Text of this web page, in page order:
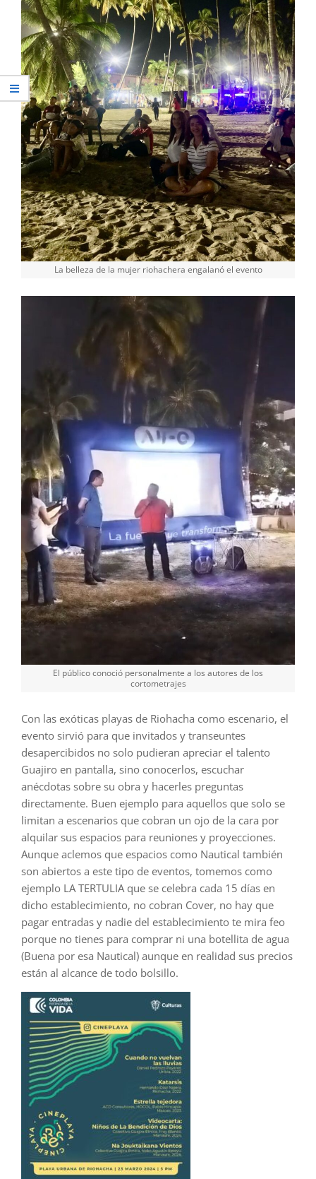
La belleza de la mujer riohachera engalanó el evento
El público conoció personalmente a los autores de los
cortometrajes
Con las exóticas playas de Riohacha como escenario, el
evento sirvió para que invitados y transeuntes
desapercibidos no solo pudieran apreciar el talento
Guajiro en pantalla, sino conocerlos, escuchar
anécdotas sobre su obra y hacerles preguntas
directamente. Buen ejemplo para aquellos que solo se
limitan a escenarios que cobran un ojo de la cara por
alquilar sus espacios para reuniones y proyecciones.
Aunque aclemos que espacios como Nautical también
son abiertos a este tipo de eventos, tomemos como
ejemplo LA TERTULIA que se celebra cada 15 días en
dicho establecimiento, no cobran Cover, no hay que
pagar entradas y nadie del establecimiento te mira feo
porque no tienes para comprar ni una botellita de agua
(Buena por esa Nautical) aunque en realidad sus precios
están al alcance de todo bolsillo.